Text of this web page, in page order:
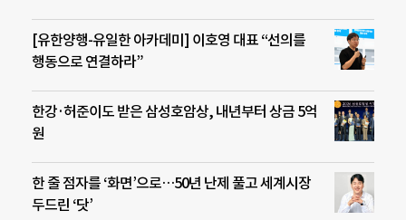
[유한양행-유일한 아카데미] 이호영 대표 “선의를
행동으로 연결하라”
한강·허준이도 받은 삼성호암상, 내년부터 상금 5억
원
한 줄 점자를 ‘화면’으로…50년 난제 풀고 세계시장
두드린 ‘닷’